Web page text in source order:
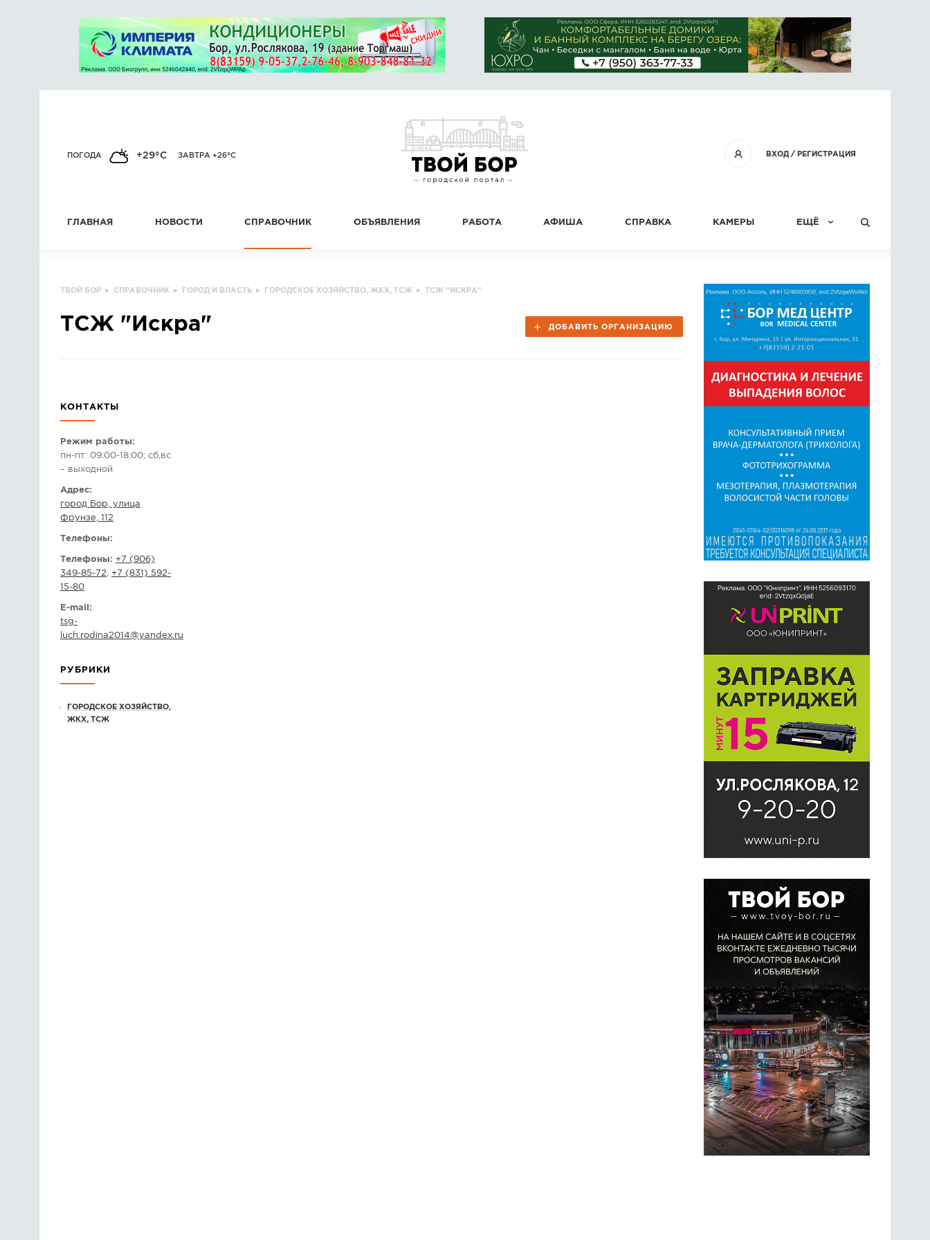
ВХОД/ РЕГИСТРАЦИЯ
ПОГОДА +29°C ЗАВТРА +26°C
ГЛАВНАЯ НОВОСТИ СПРАВОЧНИК ОБЪЯВЛЕНИЯ РАБОТА АФИША СПРАВКА КАМЕРЫ ЕЩЁ
СТАТЬИ
ПРЕДЛОЖИТЬ НОВОСТЬ
ФОТО
ТВОЙ БОР ▸ СПРАВОЧНИК ▸ ГОРОД И ВЛАСТЬ ▸ ГОРОДСКОЕ ХОЗЯЙСТВО, ЖКХ, ТСЖ ▸ ТСЖ "ИСКРА"
ТСЖ "Искра" ДОБАВИТЬ ОРГАНИЗАЦИЮ
КОНТАКТЫ
Режим работы:
пн-пт: 09:00-18:00; сб,вс
– выходной
Адрес:
город Бор, улица
Фрунзе, 112
Телефоны:
Телефоны: +7 (906)
349-85-72
+7 (831) 592-
15-80
E-mail:
tsg-
luch.rodina2014@yandex.ru
РУБРИКИ
ГОРОДСКОЕ ХОЗЯЙСТВО,
ЖКХ, ТСЖ